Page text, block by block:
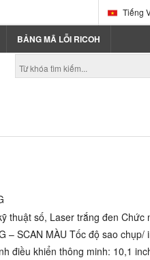
Tiếng
BẢNG MÃ LỖI RICOH
thuật số, Laser trắng đen Chức
– SCAN MÀU Tốc độ sao chụp/
điều khiển thông minh: 10,1